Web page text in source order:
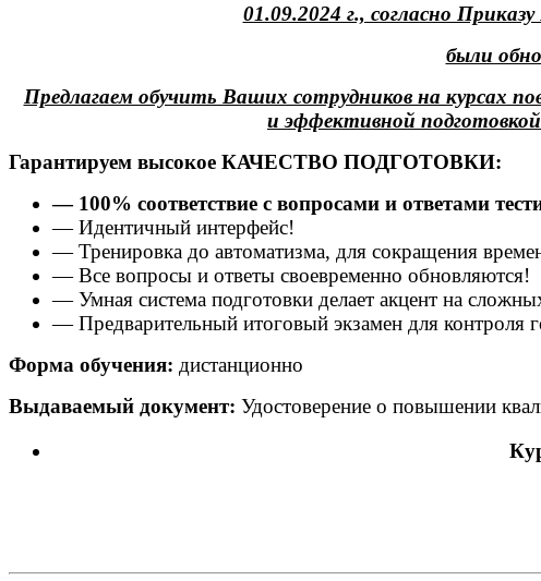
01.09.2024 г., согласно
были
Предлагаем обучить Ваших сотрудников на курсах
и эффективной
Гарантируем высокое КАЧЕСТВО ПОДГОТОВКИ:
— 100% соответствие с вопросами и ответами
— Идентичный интерфейс!
— Тренировка до автоматизма, для сокращения
— Все вопросы и ответы своевременно обновляются!
— Умная система подготовки делает акцент на
— Предварительный итоговый экзамен для контроля
Форма обучения: дистанционно
Выдаваемый документ: Удостоверение о повышении